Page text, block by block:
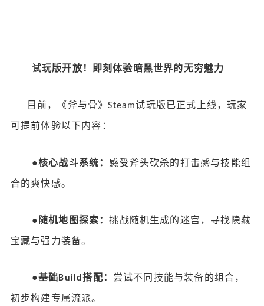
试玩版开放！即刻体验暗黑世界的无穷魅力
目前，《斧与骨》Steam试玩版已正式上线，玩家
可提前体验以下内容：
●核心战斗系统：感受斧头砍杀的打击感与技能组
合的爽快感。
● 随机地图探索：挑战随机生成的迷宫，寻找隐藏
宝藏与强力装备。
●基础Build搭配： 尝试不同技能与装备的组合，
初步构建专属流派。